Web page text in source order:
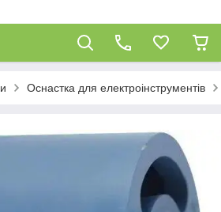
Оснастка для електроінструментів